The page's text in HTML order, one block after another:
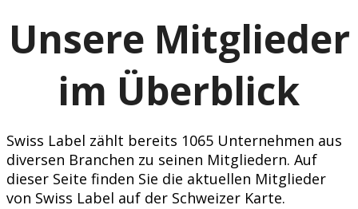
Unsere Mitglieder
im Überblick
Swiss Label zählt bereits 1065 Unternehmen aus
diversen Branchen zu seinen Mitgliedern. Auf
dieser Seite finden Sie die aktuellen Mitglieder
von Swiss Label auf der Schweizer Karte.